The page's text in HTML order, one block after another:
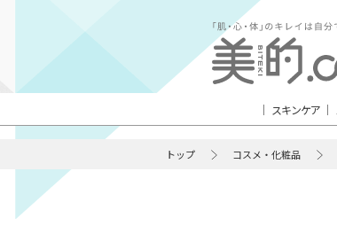
スキンケア
トップ コスメ・化粧品